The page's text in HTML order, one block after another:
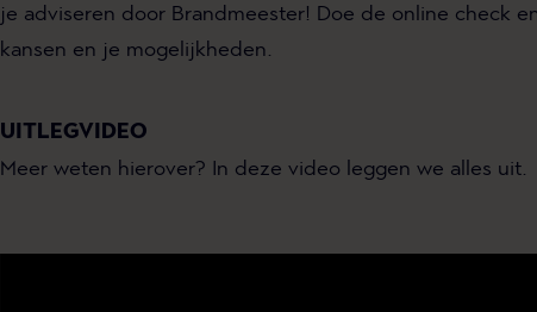
je adviseren door Brandmeester! Doe de online check
kansen en je mogelijkheden.
UITLEGVIDEO
Meer weten hierover? In deze video leggen we alles uit.